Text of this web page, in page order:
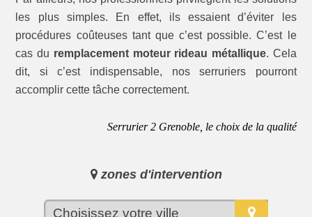
les plus simples. En effet, ils essaient d’éviter les
procédures coûteuses tant que c’est possible. C’est le
cas du remplacement moteur rideau métallique. Cela
dit, si c’est indispensable, nos serruriers pourront
accomplir cette tâche correctement.
Serrurier 2 Grenoble, le choix de la qualité
zones d'intervention